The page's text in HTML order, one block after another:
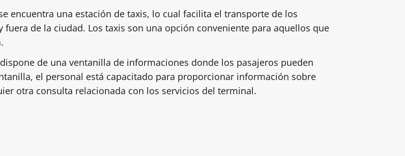
encuentra una estación de taxis, lo cual facilita el transporte de los
de la ciudad. Los taxis son una opción conveniente para aquellos que
de una ventanilla de informaciones donde los pasajeros pueden
el personal está capacitado para proporcionar información sobre
otra consulta relacionada con los servicios del terminal.